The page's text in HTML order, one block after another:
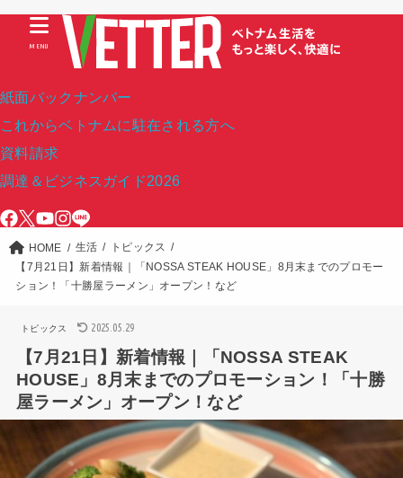
紙面バックナンバー
これからベトナムに駐在される方へ
資料請求
調達＆ビジネスガイド2026
MENU
HOME 生活
トピックス
【7月21日】新着情報｜「NOSSA STEAK HOUSE」8月末までのプロモー
ション！「十勝屋ラーメン」オープン！など
トピックス 2025.05.29
【7月21日】新着情報｜「NOSSA STEAK
HOUSE」8月末までのプロモーション！「十勝
屋ラーメン」オープン！など